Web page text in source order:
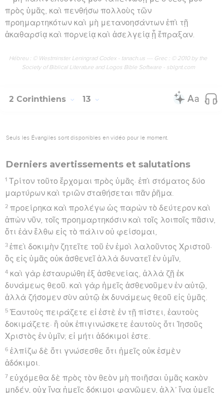
πρὸς ὑμᾶς, καὶ πενθήσω πολλοὺς τῶν
προημαρτηκότων καὶ μὴ μετανοησάντων ἐπὶ τῇ
ἀκαθαρσίᾳ καὶ πορνείᾳ καὶ ἀσελγείᾳ ᾗ ἔπραξαν.
Hébreu : © Westminster Leningrad Codex - tanach.us --- Grec : © 2010 by the
Society of Biblical Literature and Logos Bible Software - sblgnt.com
2 Corinthiens 13
Seuls les Évangiles sont disponibles en vidéo pour le moment.
Derniers avertissements et salutations
1 Τρίτον τοῦτο ἔρχομαι πρὸς ὑμᾶς· ἐπὶ στόματος δύο
μαρτύρων καὶ τριῶν σταθήσεται πᾶν ῥῆμα.
2 προείρηκα καὶ προλέγω ὡς παρὼν τὸ δεύτερον καὶ
ἀπὼν νῦν, τοῖς προημαρτηκόσιν καὶ τοῖς λοιποῖς πᾶσιν,
ὅτι ἐὰν ἔλθω εἰς τὸ πάλιν οὐ φείσομαι,
3 ἐπεὶ δοκιμὴν ζητεῖτε τοῦ ἐν ἐμοὶ λαλοῦντος Χριστοῦ·
ὃς εἰς ὑμᾶς οὐκ ἀσθενεῖ ἀλλὰ δυνατεῖ ἐν ὑμῖν,
4 καὶ γὰρ ἐσταυρώθη ἐξ ἀσθενείας, ἀλλὰ ζῇ ἐκ
δυνάμεως θεοῦ. καὶ γὰρ ἡμεῖς ἀσθενοῦμεν ἐν αὐτῷ,
ἀλλὰ ζήσομεν σὺν αὐτῷ ἐκ δυνάμεως θεοῦ εἰς ὑμᾶς.
5 Ἑαυτοὺς πειράζετε εἰ ἐστὲ ἐν τῇ πίστει, ἑαυτοὺς
δοκιμάζετε· ἢ οὐκ ἐπιγινώσκετε ἑαυτοὺς ὅτι Ἰησοῦς
Χριστὸς ἐν ὑμῖν; εἰ μήτι ἀδόκιμοί ἐστε.
6 ἐλπίζω δὲ ὅτι γνώσεσθε ὅτι ἡμεῖς οὐκ ἐσμὲν
ἀδόκιμοι.
7 εὐχόμεθα δὲ πρὸς τὸν θεὸν μὴ ποιῆσαι ὑμᾶς κακὸν
μηδέν, οὐχ ἵνα ἡμεῖς δόκιμοι φανῶμεν, ἀλλ’ ἵνα ὑμεῖς